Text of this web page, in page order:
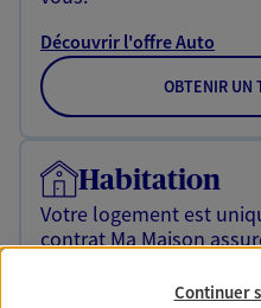
Découvrir l'offre Auto
OBTENIR UN
Habitation
Votre logement est
contrat Ma Maison
Continuer